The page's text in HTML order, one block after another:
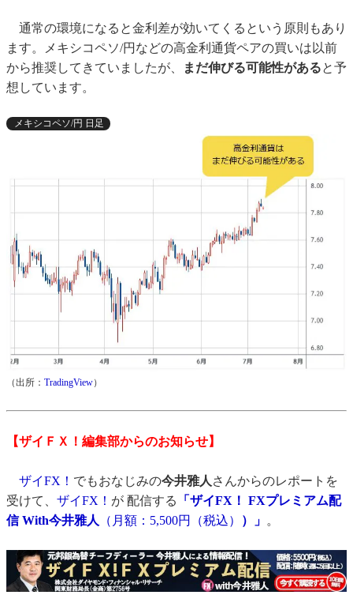
通常の環境になると金利差が効いてくるという原則もあり
ます。メキシコペソ/円などの高金利通貨ペアの買いは以前
から推奨してきていましたが、
まだ伸びる可能性があると予
想しています。
メキシコペソ/円 日足
（出所： TradingView）
【ザイＦＸ！編集部からのお知らせ】
ザイFX！ でもおなじみの今井雅人 さんからのレポートを
受けて、 ザイFX！ が 配信する
「ザイFX！ FXプレミアム配
信 With今井雅人
（月額：5,500円（税込） ）」 。